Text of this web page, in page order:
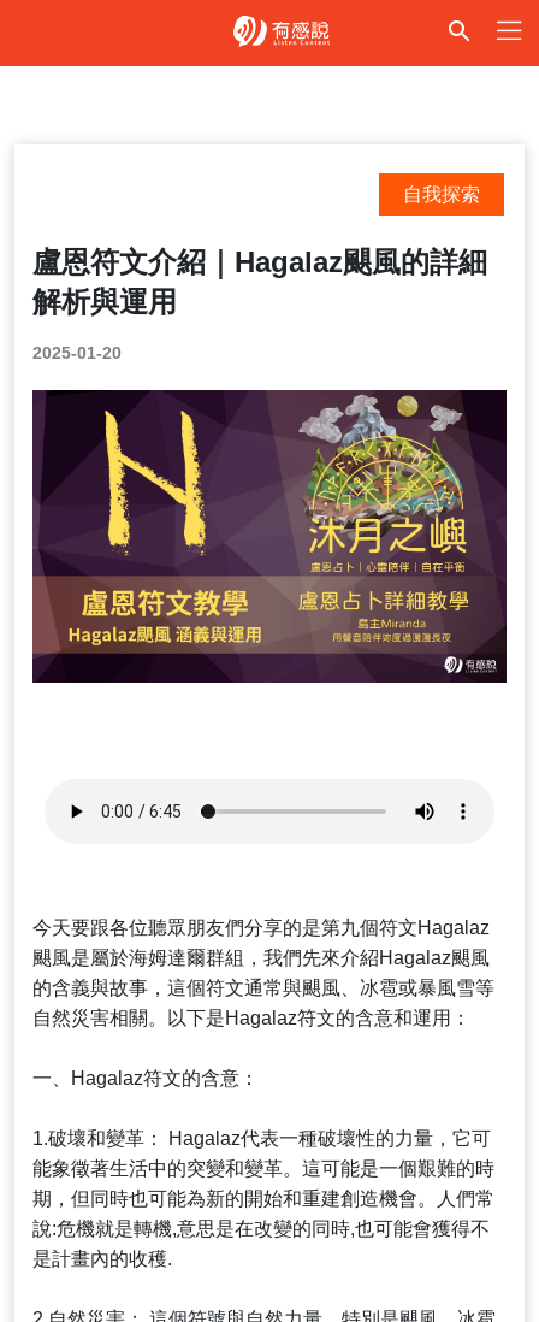
盧恩符文介紹｜Hagalaz颶風的詳細
解析與運用
自我探索
2025-01-20
今天要跟各位聽眾朋友們分享的是第九個符文Hagalaz
颶風是屬於海姆達爾群組，我們先來介紹Hagalaz颶風
的含義與故事，這個符文通常與颶風、冰雹或暴風雪等
自然災害相關。以下是Hagalaz符文的含意和運用：
一、Hagalaz符文的含意：
1.破壞和變革： Hagalaz代表一種破壞性的力量，它可
能象徵著生活中的突變和變革。這可能是一個艱難的時
期，但同時也可能為新的開始和重建創造機會。人們常
說:危機就是轉機,意思是在改變的同時,也可能會獲得不
是計畫內的收穫.